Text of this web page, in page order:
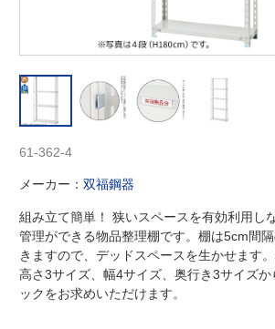
61-362-4
メーカー：双福鋼器
組み立て簡単！ 狭いスペースを有効利用し
管理ができる物品整理棚です。棚は5cm間
きますので、デッドスペースを生かせます
高さ3サイズ、幅4サイズ、奥行き3サイズか
ックをお求めいただけます。